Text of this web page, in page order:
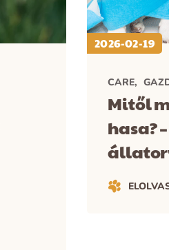
2026-02-19
CARE
Mitől
hasa?